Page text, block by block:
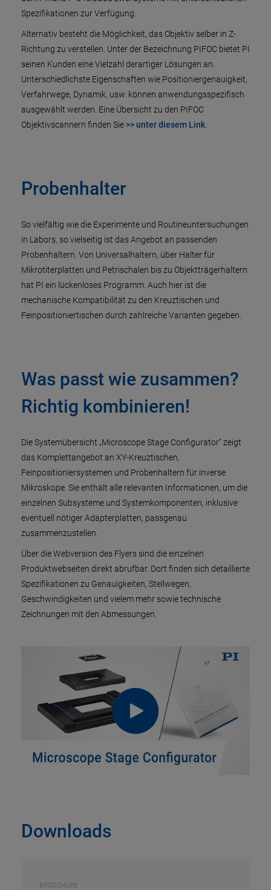
Spezifikationen zur Verfügung.
Alternativ besteht die Möglichkeit, das Objektiv selber in Z-
Richtung zu verstellen. Unter der Bezeichnung PIFOC bietet PI
seinen Kunden eine Vielzahl derartiger Lösungen an.
Unterschiedlichste Eigenschaften wie Positioniergenauigkeit,
Verfahrwege, Dynamik, usw. können anwendungsspezifisch
ausgewählt werden. Eine Übersicht zu den PIFOC
Objektivscannern finden Sie >> unter diesem Link
Probenhalter
So vielfältig wie die Experimente und Routineuntersuchungen
in Labors, so vielseitig ist das Angebot an passenden
Probenhaltern. Von Universalhaltern, über Halter für
Mikrotiterplatten und Petrischalen bis zu Objektträgerhaltern
hat PI ein lückenloses Programm. Auch hier ist die
mechanische Kompatibilität zu den Kreuztischen und
Feinpositioniertischen durch zahlreiche Varianten gegeben.
Was passt wie zusammen?
Richtig kombinieren!
Die Systemübersicht „Microscope Stage Configurator“ zeigt
das Komplettangebot an XY-Kreuztischen,
Feinpositioniersystemen und Probenhaltern für inverse
Mikroskope. Sie enthält alle relevanten Informationen, um die
einzelnen Subsysteme und Systemkomponenten, inklusive
eventuell nötiger Adapterplatten, passgenau
zusammenzustellen.
Über die Webversion des Flyers sind die einzelnen
Produktwebseiten direkt abrufbar. Dort finden sich detaillierte
Spezifikationen zu Genauigkeiten, Stellwegen,
Geschwindigkeiten und vielem mehr sowie technische
Zeichnungen mit den Abmessungen.
Downloads
BROSCHÜRE